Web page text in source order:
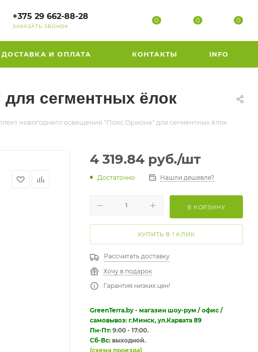
+375 29 662-88-28
ЗАКАЗАТЬ ЗВОНОК
0 0 0
ДОСТАВКА И ОПЛАТА КОНТАКТЫ INFO
сегментных ёлок
новогоднего освещения "Пояс Ориона" для сегментных ёлок
4 319.84 руб./шт
Достаточно Нашли дешевле?
В КОРЗИНУ
КУПИТЬ В 1 КЛИК
Рассчитать доставку
Хочу в подарок
Гарантия низких цен!
GreenTerra.by - магазин шоу-рум / офис /
самовывоз: г.Минск, ул.Карвата 89
Пн-Пт: 9:00 - 17:00.
Сб-Вс: выходной.
(схема проезда)